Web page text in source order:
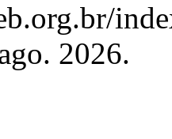
2026.